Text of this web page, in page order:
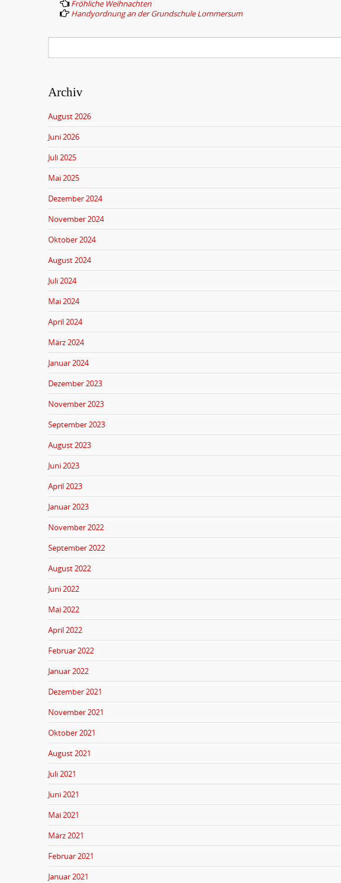
o
n
v
i
g
a
t
i
o
n
Fröhliche Weihnachten
Handyordnung an der Grundschule Lommersum
Archiv
August 2026
Juni 2026
Juli 2025
Mai 2025
Dezember 2024
November 2024
Oktober 2024
August 2024
Juli 2024
Mai 2024
April 2024
März 2024
Januar 2024
Dezember 2023
November 2023
September 2023
August 2023
Juni 2023
April 2023
Januar 2023
November 2022
September 2022
August 2022
Juni 2022
Mai 2022
April 2022
Februar 2022
Januar 2022
Dezember 2021
November 2021
Oktober 2021
August 2021
Juli 2021
Juni 2021
Mai 2021
März 2021
Februar 2021
Januar 2021